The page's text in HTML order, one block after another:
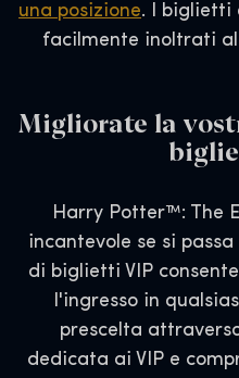
una posizione. I biglietti
facilmente inoltrati
Migliorate la
Harry Potter™: The
incantevole se si
di biglietti VIP
l'ingresso in
prescelta
dedicata ai VIP e